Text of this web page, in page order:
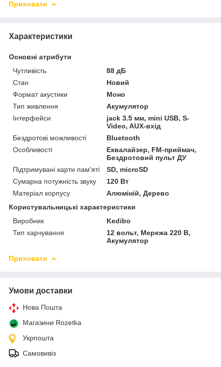
Приховати
Характеристики
Основні атрибути
Чутливість
88 дБ
Стан
Новий
Формат акустики
Моно
Тип живлення
Акумулятор
Інтерфейси
jack 3.5 мм, mini USB, S-
Video, AUX-вхід
Бездротові можливості
Bluetooth
Особливості
Еквалайзер, FM-приймач,
Бездротовий пульт ДУ
Підтримувані карти пам'яті
SD, microSD
Сумарна потужність звуку
120 Вт
Матеріал корпусу
Алюміній, Дерево
Користувальницькі характеристики
Виробник
Kedibo
Тип харчування
12 вольт, Мережа 220 В,
Акумулятор
Приховати
Умови доставки
Нова Пошта
Магазини Rozetka
Укрпошта
Самовивіз